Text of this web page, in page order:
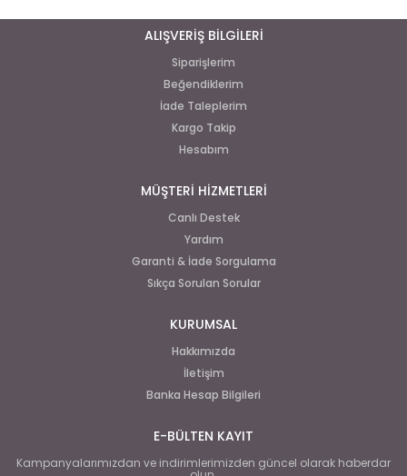
ALIŞVERİŞ BİLGİLERİ
Siparişlerim
Beğendiklerim
İade Taleplerim
Kargo Takip
Hesabım
MÜŞTERİ HİZMETLERİ
Canlı Destek
Yardım
Garanti & İade Sorgulama
Sıkça Sorulan Sorular
KURUMSAL
Hakkımızda
İletişim
Banka Hesap Bilgileri
E-BÜLTEN KAYIT
Kampanyalarımızdan ve indirimlerimizden güncel olarak haberdar